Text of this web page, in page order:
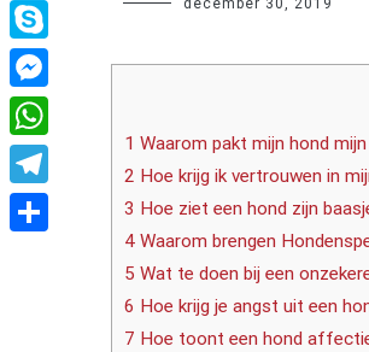
Author december 30, 2019
1 Waarom pakt mijn hond
2 Hoe krijg ik vertrouwen in
3 Hoe ziet een hond zijn
4 Waarom brengen
5 Wat te doen bij een
6 Hoe krijg je angst uit een
7 Hoe toont een hond
Reddit
Skype
Messenger
WhatsApp
Telegram